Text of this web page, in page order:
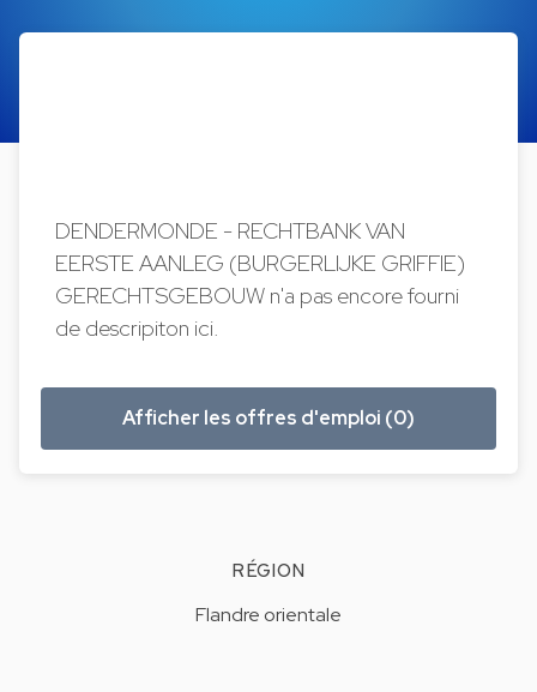
DENDERMONDE - RECHTBANK VAN
EERSTE AANLEG (BURGERLIJKE GRIFFIE)
GERECHTSGEBOUW n'a pas encore fourni
de descripiton ici.
Afficher les offres d'emploi (0)
RÉGION
Flandre orientale